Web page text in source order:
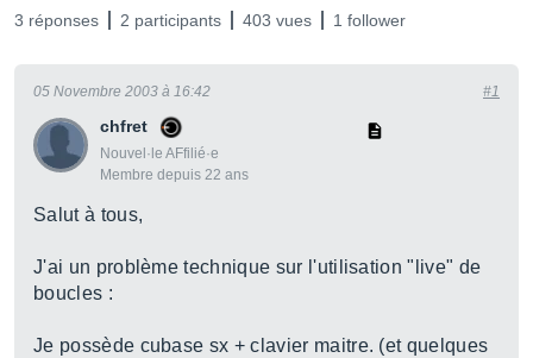
3 réponses 2 participants 403 vues 1 follower
chfret
Nouvel·le AFfilié·e
Membre depuis 22 ans
05 Novembre 2003 à 16:42 #1
Salut à tous,
J'ai un problème technique sur l'utilisation "live" de
boucles :
Je possède cubase sx + clavier maitre. (et quelques